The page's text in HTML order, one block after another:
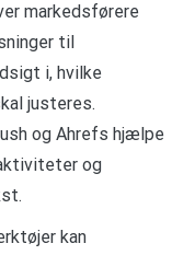
markedsførere
til
i, hvilke
justeres.
og Ahrefs hjælpe
og
kan